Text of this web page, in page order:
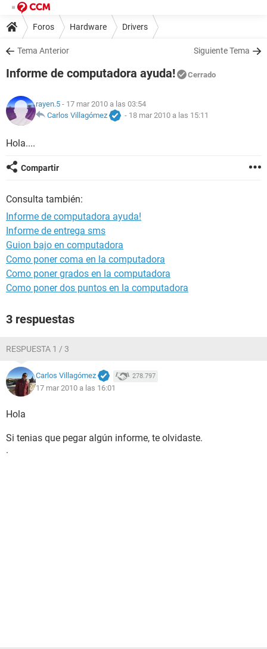
Foros Hardware Drivers
Tema Anterior Siguiente Tema
Informe de computadora ayuda! Cerrado
rayen.5 - 17 mar 2010 a las 03:54
Carlos Villagómez
- 18 mar 2010 a las 15:11
Hola....
Compartir
Consulta también:
Informe de computadora ayuda!
Informe de entrega sms
Guion bajo en computadora
Como poner coma en la computadora
Como poner grados en la computadora
Como poner dos puntos en la computadora
3 respuestas
RESPUESTA 1 / 3
Carlos Villagómez 278.797
17 mar 2010 a las 16:01
Hola
Si tenias que pegar algún informe, te olvidaste.
.